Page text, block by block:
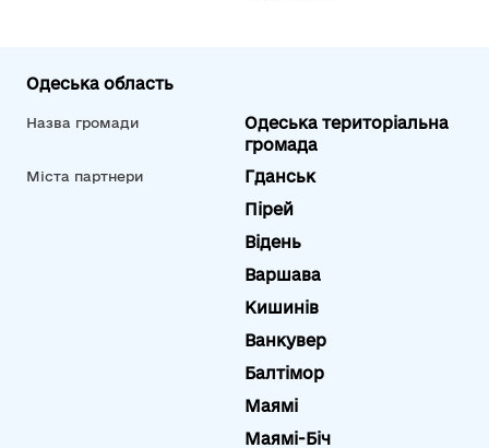
Одеська область
Назва громади
Одеська територіальна
громада
Міста партнери
Гданськ
Пірей
Відень
Варшава
Кишинів
Ванкувер
Балтімор
Маямі
Маямі-Біч